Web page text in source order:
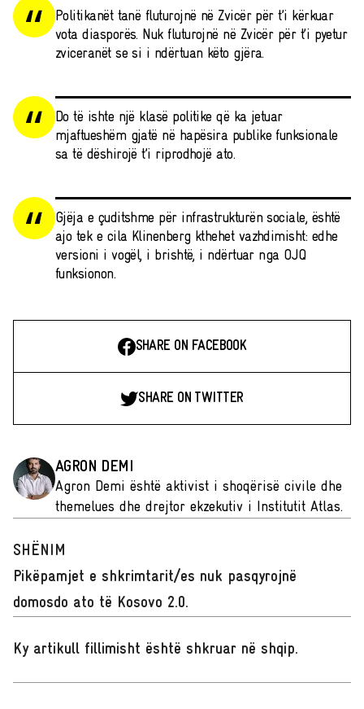
Politikanët tanë fluturojnë në Zvicër për t’i kërkuar
vota diasporës. Nuk fluturojnë në Zvicër për t’i pyetur
zviceranët se si i ndërtuan këto gjëra.
Do të ishte një klasë politike që ka jetuar
mjaftueshëm gjatë në hapësira publike funksionale
sa të dëshirojë t’i riprodhojë ato.
Gjëja e çuditshme për infrastrukturën sociale, është
ajo tek e cila Klinenberg kthehet vazhdimisht: edhe
versioni i vogël, i brishtë, i ndërtuar nga OJQ
funksionon.
SHARE ON FACEBOOK
SHARE ON TWITTER
AGRON DEMI
Agron Demi është aktivist i shoqërisë civile dhe
themelues dhe drejtor ekzekutiv i Institutit Atlas.
SHËNIM
Pikëpamjet e shkrimtarit/es nuk pasqyrojnë
domosdo ato të Kosovo 2.0.
Ky artikull fillimisht është shkruar në shqip.